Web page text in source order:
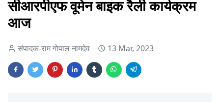
सीआरपीएफ वूमेन बाइक रैली कार्यक्रम
आज
संपादक-राम गोपाल नामदेव 13 Mar, 2023